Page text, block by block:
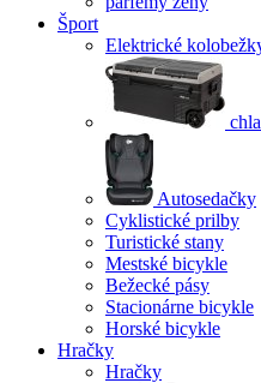
Šport
Elektrické
Autosedačky
Cyklistické prilby
Turistické stany
Mestské bicykle
Bežecké pásy
Stacionárne bicykle
Horské bicykle
Hračky
Hračky